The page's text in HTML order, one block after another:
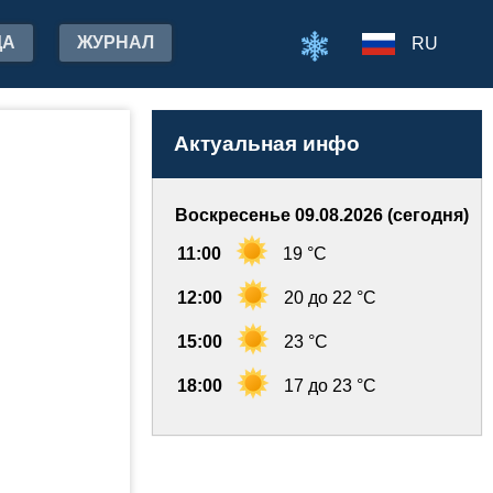
ЖУРНАЛ RU
Актуальная инфо
Воскресенье 09.08.2026 (сегодня)
11:00 19 °C
12:00 20 до 22 °C
15:00 23 °C
18:00 17 до 23 °C